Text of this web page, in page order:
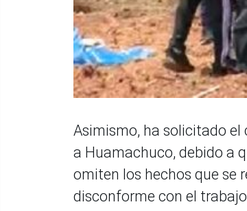
Asimismo, ha solicitado
a Huamachuco, debido a
omiten los hechos que se
disconforme con el